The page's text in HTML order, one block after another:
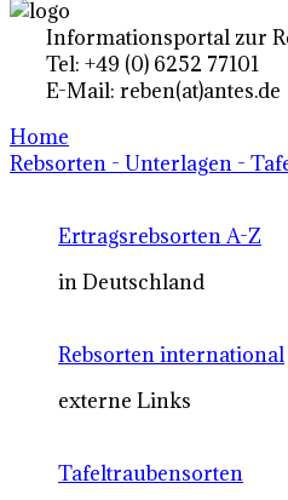
Informationsportal zur
Tel: +49 (0) 6252 77101
E-Mail: reben(at)antes.de
Home
Rebsorten - Unterlagen -
Ertragsrebsorten A-Z
in Deutschland
Rebsorten international
externe Links
Tafeltraubensorten